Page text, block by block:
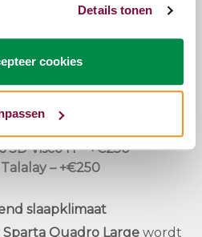
Details tonen
cookies
voorkeuren.
Latex Plus –inbegrepen
–-€150
3D Visco H –+€250
– +€250
slaapklimaat
Quadro Large wordt